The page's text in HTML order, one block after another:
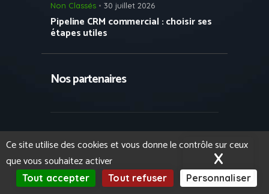
Ce site utilise des cookies et vous donne le contrôle sur ceux
que vous souhaitez activer
Tout accepter Tout refuser Personnaliser
X
Non Classés 30 juillet 2026
Pipeline CRM commercial : choisir ses
étapes utiles
Nos partenaires
- Tous droits réservés.Formation IA et
LLM pour les entreprises
Mentions légales.